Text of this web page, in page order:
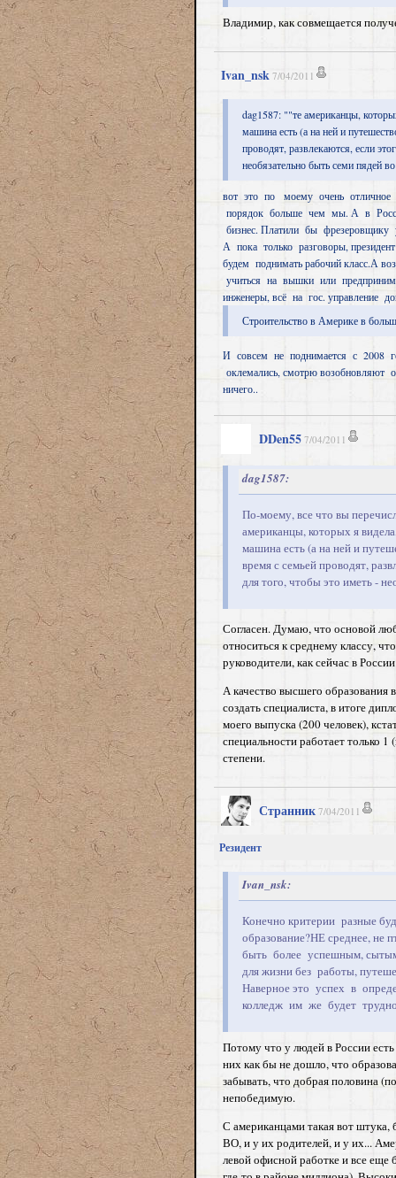
Владимир, как совмещается
Ivan_nsk 7/04/2011
dag1587: ""те американцы,
машина есть (а на ней и
проводят, развлекаются, если
необязательно быть семи пядей
вот это по моему очень отличное
порядок больше чем мы. А в
бизнес. Платили бы фрезеровщику
А пока только разговоры,
будем поднимать рабочий класс.А
учиться на вышки или
инженеры, всё на гос. управление
Строительство в Америке в
И совсем не поднимается с 2008
оклемались, смотрю
ничего..
DDen55 7/04/2011
dag1587:
По-моему, все что вы
американцы, которых я
машина есть (а на ней и
время с семьей проводят,
для того, чтобы это иметь -
Согласен. Думаю, что основой
относиться к среднему классу,
руководители, как сейчас в
А качество высшего образования
создать специалиста, в итоге
моего выпуска (200 человек),
специальности работает только
степени.
Странник 7/04/2011
Резидент
Ivan_nsk:
Конечно критерии разные
образование?НЕ среднее,
быть более успешным,
для жизни без работы,
Наверное это успех в
колледж им же будет
Потому что у людей в России
них как бы не дошло, что
забывать, что добрая половина
непобедимую.
С американцами такая вот штука,
ВО, и у их родителей, и у их...
левой офисной работке и все еще